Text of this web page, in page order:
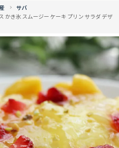
サバ
かき氷 スムージー ケーキ プリン サラダ デザ